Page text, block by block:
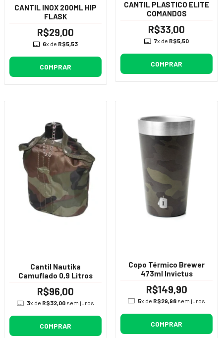
CANTIL INOX 200ML HIP
FLASK
R$29,00
6x de R$5,53
COMPRAR
CANTIL PLASTICO ELITE
COMANDOS
R$33,00
7x de R$5,50
COMPRAR
Cantil Nautika
Camuflado 0,9 Litros
R$96,00
3x de R$32,00sem juros
COMPRAR
Copo Térmico Brewer
473ml Invictus
R$149,90
5x de R$29,98sem juros
COMPRAR